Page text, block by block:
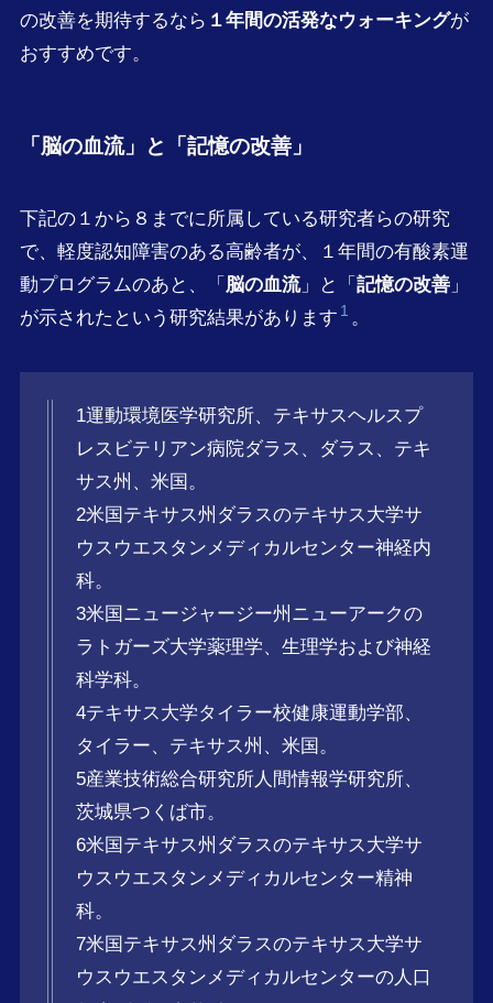
の改善を期待するなら １年間の活発なウォーキングが
おすすめです。
「 脳の血流」と「 記憶の改善」
下記の１から８までに所属している研究者らの研究
で、軽度認知障害のある高齢者が、１年間の有酸素運
動プログラムのあと、「 脳の血流」と「 記憶の改善」
が示されたという研究結果があります 1 。
1運動環境医学研究所、テキサスヘルスプ
レスビテリアン病院ダラス、ダラス、テキ
サス州、米国。
2米国テキサス州ダラスのテキサス大学サ
ウスウエスタンメディカルセンター神経内
科。
3米国ニュージャージー州ニューアークの
ラトガーズ大学薬理学、生理学および神経
科学科。
4テキサス大学タイラー校健康運動学部、
タイラー、テキサス州、米国。
5産業技術総合研究所人間情報学研究所、
茨城県つくば市。
6米国テキサス州ダラスのテキサス大学サ
ウスウエスタンメディカルセンター精神
科。
7米国テキサス州ダラスのテキサス大学サ
ウスウエスタンメディカルセンターの人口